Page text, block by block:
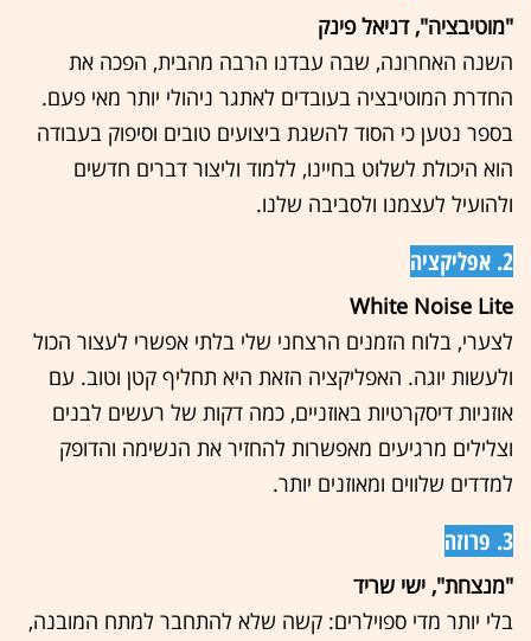
"מוטיבציה", דניאל פינק
השנה האחרונה, שבה עבדנו הרבה מהבית, הפכה את
החדרת המוטיבציה בעובדים לאתגר ניהולי יותר מאי פעם.
בספר נטען כי הסוד להשגת ביצועים טובים וסיפוק בעבודה
הוא היכולת לשלוט בחיינו, ללמוד וליצור דברים חדשים
ולהועיל לעצמנו ולסביבה שלנו.
2. אפליקציה
White Noise Lite
לצערי, בלוח הזמנים הרצחני שלי בלתי אפשרי לעצור הכול
ולעשות יוגה. האפליקציה הזאת היא תחליף קטן וטוב. עם
אוזניות דיסקרטיות באוזניים, כמה דקות של רעשים לבנים
וצלילים מרגיעים מאפשרות להחזיר את הנשימה והדופק
למדדים שלווים ומאוזנים יותר.
3. פרוזה
"מנצחת", ישי שריד
בלי יותר מדי ספוילרים: קשה שלא להתחבר למתח המובנה,